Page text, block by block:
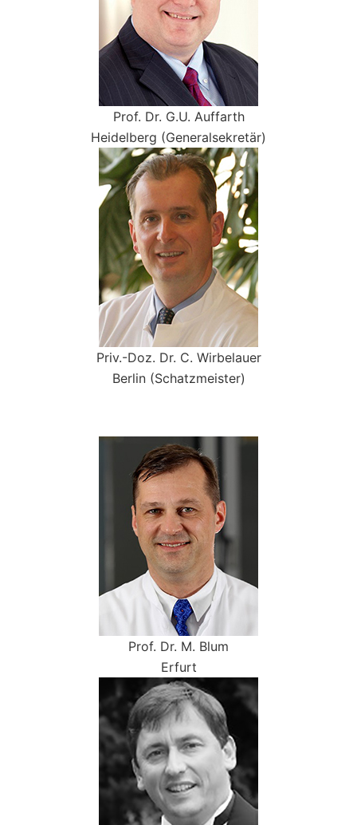
Prof. Dr. G.U. Auffarth
Heidelberg (Generalsekretär)
Priv.-Doz. Dr. C. Wirbelauer
Berlin (Schatzmeister)
Prof. Dr. M. Blum
Erfurt